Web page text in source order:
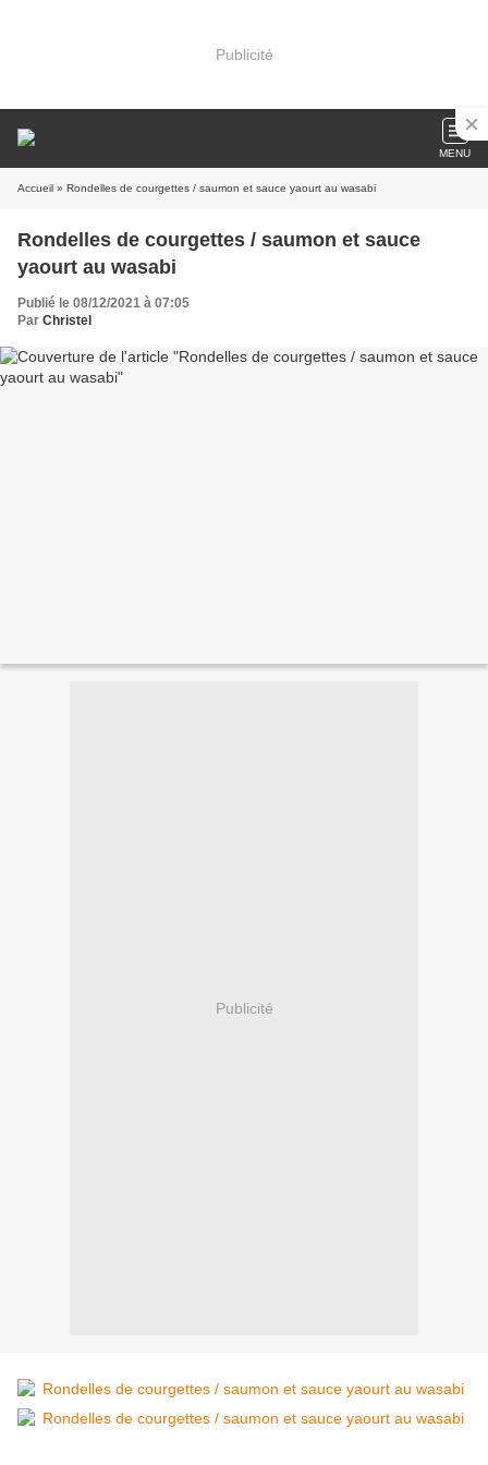
Publicité
MENU
Accueil » Rondelles de courgettes / saumon et sauce yaourt au wasabi
Rondelles de courgettes / saumon et sauce
yaourt au wasabi
Publié le 08/12/2021 à 07:05
Par Christel
Publicité